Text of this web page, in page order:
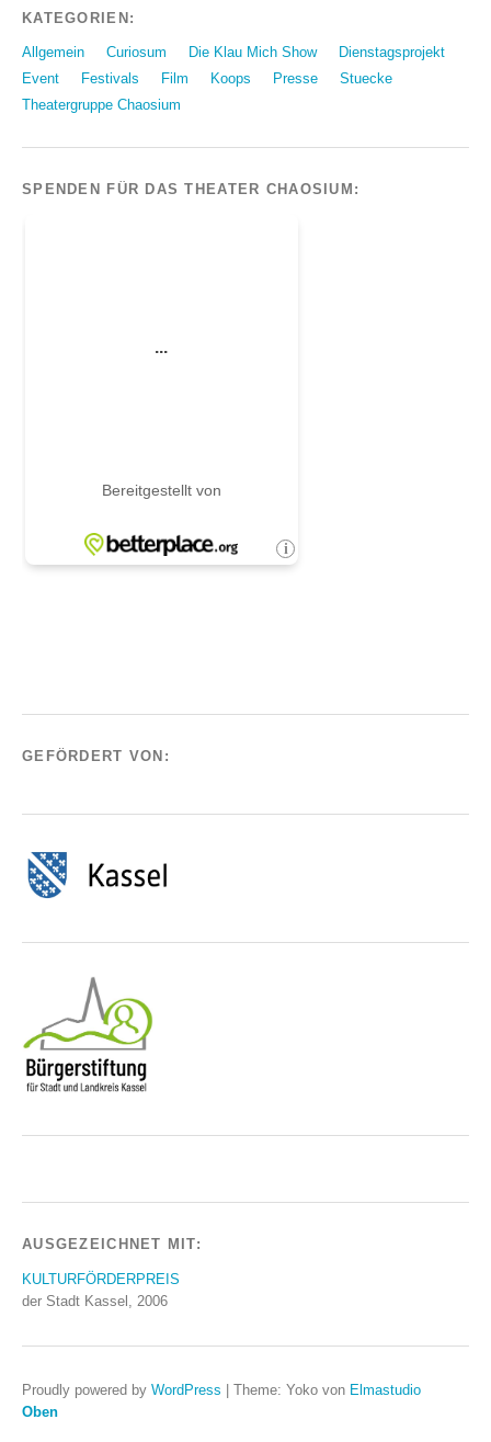
KATEGORIEN:
Allgemein Curiosum Die Klau Mich Show
Dienstagsprojekt
Event
Festivals Film Koops Presse
Stuecke
Theatergruppe Chaosium
SPENDEN FÜR DAS THEATER CHAOSIUM:
GEFÖRDERT VON:
AUSGEZEICHNET MIT:
KULTURFÖRDERPREIS
der Stadt Kassel, 2006
Proudly powered by WordPress Theme: Yoko von Elmastudio
Oben